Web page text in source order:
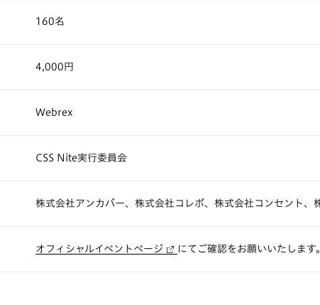
160名
4,000円
Webrex
CSS Nite実行委員会
株式会社アンカバー、株式会社コレボ、株式会社コンセント、
オフィシャルイベントページ にてご確認をお願いいたします。